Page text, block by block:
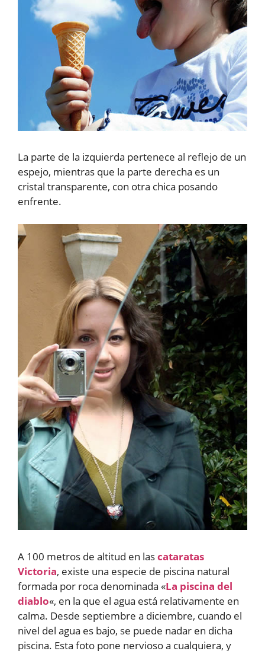
La parte de la izquierda pertenece al reflejo de un
espejo, mientras que la parte derecha es un
cristal transparente, con otra chica posando
enfrente.
A 100 metros de altitud en lascataratas
Victoria, existe una especie de piscina natural
formada por roca denominada «La piscina del
diablo«, en la que el agua está relativamente en
calma. Desde septiembre a diciembre, cuando el
nivel del agua es bajo, se puede nadar en dicha
piscina. Esta foto pone nervioso a cualquiera, y